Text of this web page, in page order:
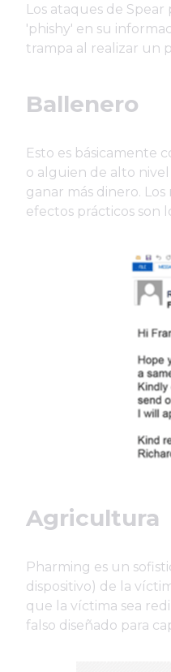
Los ataques de
'phishy' en su
trampa al realizar un
Ballenero
Esto es básicamente
o alguien de alto
ganar más dinero.
efectos prácticos son
Agricultura
Pharming es un
dispositivo) de la
que la víctima sea
falso diseñado para